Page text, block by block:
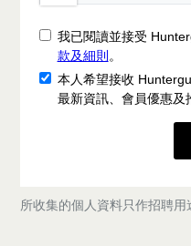
我已閱讀並接受
款及細則 。
本人希望接收
最新資訊、會員優惠及
所收集的個人資料只作招聘用